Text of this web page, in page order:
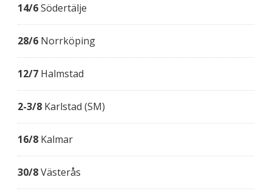
14/6Södertälje
28/6 Norrköping
12/7 Halmstad
2-3/8 Karlstad (SM)
16/8 Kalmar
30/8Västerås